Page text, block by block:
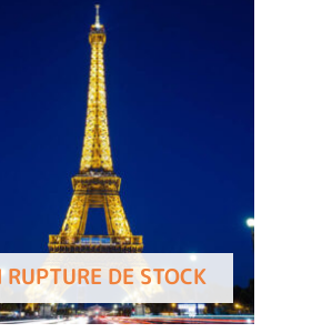
RUPTURE DE STOCK